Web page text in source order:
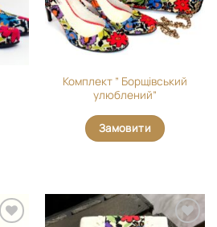
Комплект ” Борщівський
улюблений”
Замовити